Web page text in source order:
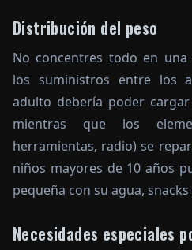
Distribución del peso
No concentres todo en
los suministros entre los
adulto debería poder
mientras que los
herramientas, radio) se
niños mayores de 10 años
pequeña con su agua,
Necesidades especiales